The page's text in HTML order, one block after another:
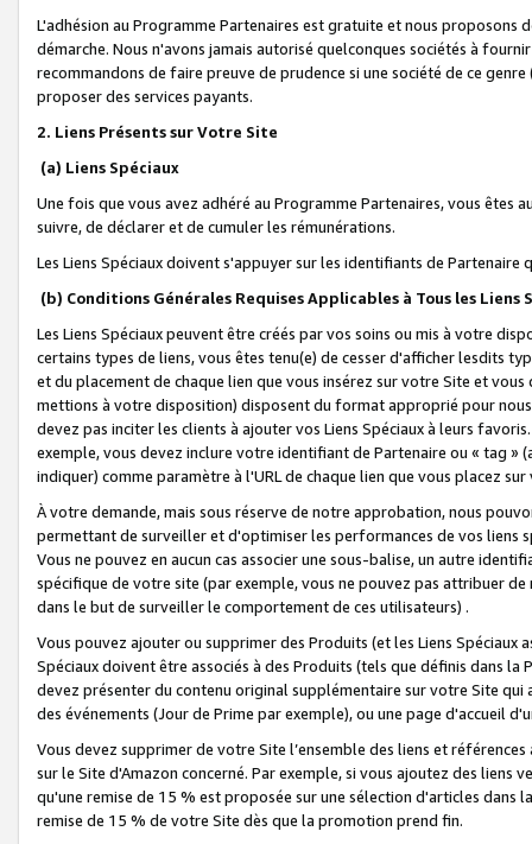
L'adhésion au Programme Partenaires est gratuite et nous proposons
démarche. Nous n'avons jamais autorisé quelconques sociétés à
recommandons de faire preuve de prudence si une société de ce
proposer des services payants.
2. Liens Présents sur Votre Site
(a) Liens Spéciaux
Une fois que vous avez adhéré au Programme Partenaires, vous êtes
suivre, de déclarer et de cumuler les rémunérations.
Les Liens Spéciaux doivent s'appuyer sur les identifiants de Partenaire
(b) Conditions Générales Requises Applicables à Tous les Liens
Les Liens Spéciaux peuvent être créés par vos soins ou mis à votre
certains types de liens, vous êtes tenu(e) de cesser d'afficher lesdits
et du placement de chaque lien que vous insérez sur votre Site et
mettions à votre disposition) disposent du format approprié pour
devez pas inciter les clients à ajouter vos Liens Spéciaux à leurs
exemple, vous devez inclure votre identifiant de Partenaire ou « tag
indiquer) comme paramètre à l'URL de chaque lien que vous placez
À votre demande, mais sous réserve de notre approbation, nous
permettant de surveiller et d'optimiser les performances de vos liens
Vous ne pouvez en aucun cas associer une sous-balise, un autre
spécifique de votre site (par exemple, vous ne pouvez pas attribuer
dans le but de surveiller le comportement de ces utilisateurs) .
Vous pouvez ajouter ou supprimer des Produits (et les Liens
Spéciaux doivent être associés à des Produits (tels que définis dans
devez présenter du contenu original supplémentaire sur votre Site qui
des événements (Jour de Prime par exemple), ou une page d'accueil
Vous devez supprimer de votre Site l’ensemble des liens et
sur le Site d'Amazon concerné. Par exemple, si vous ajoutez des
qu'une remise de 15 % est proposée sur une sélection d'articles
remise de 15 % de votre Site dès que la promotion prend fin.